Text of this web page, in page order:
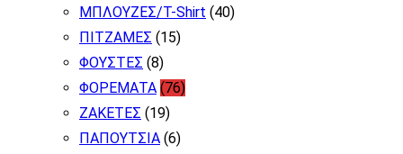
ΜΠΛΟΥΖΕΣ/T-Shirt (40)
ΠΙΤΖΑΜΕΣ (15)
ΦΟΥΣΤΕΣ (8)
ΦΟΡΕΜΑΤΑ (76)
ΖΑΚΕΤΕΣ (19)
ΠΑΠΟΥΤΣΙΑ (6)